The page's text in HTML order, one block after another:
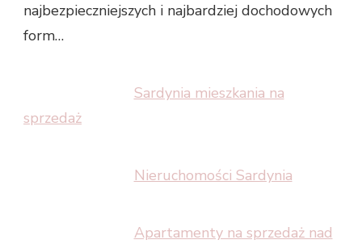
najbezpieczniejszych i najbardziej dochodowych
form…
Sardynia mieszkania na
sprzedaż
Nieruchomości Sardynia
Apartamenty na sprzedaż nad